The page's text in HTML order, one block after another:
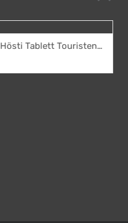
Zurück
Hösti Tablett Touristen